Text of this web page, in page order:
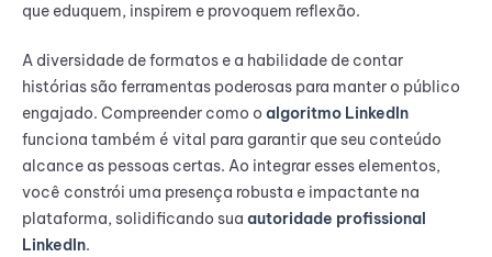
que eduquem, inspirem e provoquem reflexão.
A diversidade de formatos e a habilidade de contar
histórias são ferramentas poderosas para manter o público
engajado. Compreender como o algoritmo LinkedIn
funciona também é vital para garantir que seu conteúdo
alcance as pessoas certas. Ao integrar esses elementos,
você constrói uma presença robusta e impactante na
plataforma, solidificando sua autoridade profissional
LinkedIn.